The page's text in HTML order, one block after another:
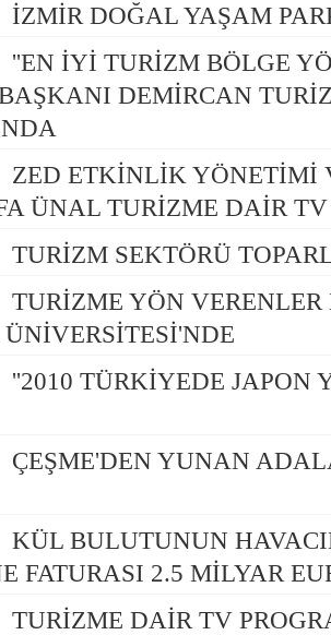
İZMİR DOĞAL YAŞAM
''EN İYİ TURİZM BÖLGE
DEMİRCAN
ZED ETKİNLİK YÖNETİMİ
ÜNAL TURİZME DAİR
TURİZM SEKTÖRÜ
TURİZME YÖN
''2010 TÜRKİYEDE JAPON
ÇEŞME'DEN YUNAN
KÜL BULUTUNUN
FATURASI 2.5 MİLYAR
TURİZME DAİR TV